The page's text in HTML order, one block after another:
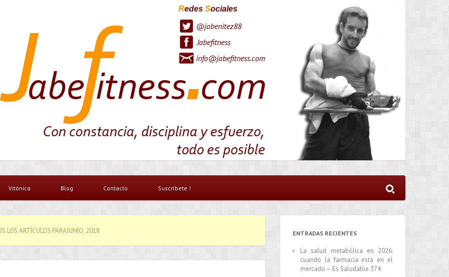
Redes Sociales
@jabenitez88
Jabefitness
info@jabefitness.com
Vitónica Blog Contacto Suscríbete !
LOS ARTÍCULOS PARAJUNIO, 2018 ENTRADAS RECIENTES
La salud metabólica en 2026:
cuando la farmacia está en el
mercado – Es Saludable 374